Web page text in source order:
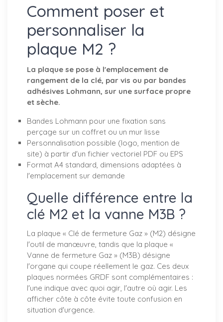
Comment poser et
personnaliser la
plaque M2 ?
La plaque se pose à l'emplacement de
rangement de la clé, par vis ou par bandes
adhésives Lohmann, sur une surface propre
et sèche.
Bandes Lohmann pour une fixation sans
perçage sur un coffret ou un mur lisse
Personnalisation possible (logo, mention de
site) à partir d'un fichier vectoriel PDF ou EPS
Format A4 standard, dimensions adaptées à
l'emplacement sur demande
Quelle différence entre la
clé M2 et la vanne M3B ?
La plaque « Clé de fermeture Gaz » (M2) désigne
l'outil de manœuvre, tandis que la plaque «
Vanne de fermeture Gaz » (M3B) désigne
l'organe qui coupe réellement le gaz. Ces deux
plaques normées GRDF sont complémentaires :
l'une indique avec quoi agir, l'autre où agir. Les
afficher côte à côte évite toute confusion en
situation d'urgence.